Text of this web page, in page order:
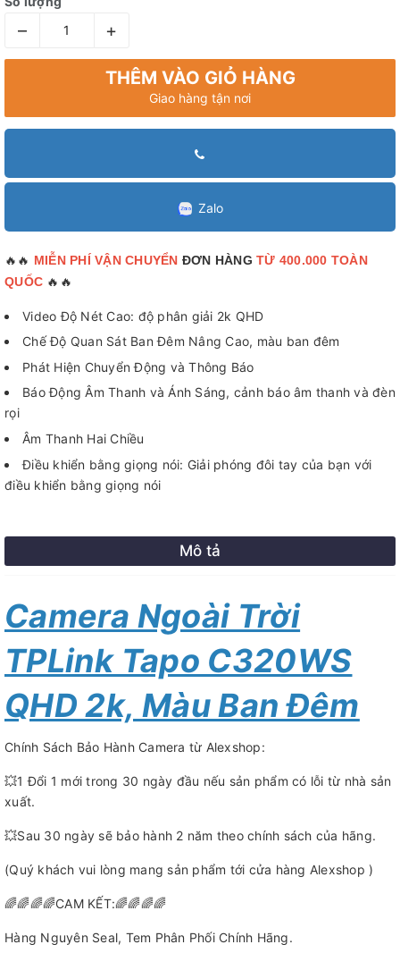
– +
THÊM VÀO GIỎ HÀNG
Giao hàng tận nơi
Zalo
🔥🔥 MIỄN PHÍ VẬN CHUYỂN ĐƠN HÀNG TỪ 400.000 TOÀN
QUỐC 🔥🔥
Video Độ Nét Cao: độ phân giải 2k QHD
Chế Độ Quan Sát Ban Đêm Nâng Cao, màu ban đêm
Phát Hiện Chuyển Động và Thông Báo
Báo Động Âm Thanh và Ánh Sáng, cảnh báo âm thanh và đèn
rọi
Âm Thanh Hai Chiều
Điều khiển bằng giọng nói: Giải phóng đôi tay của bạn với
điều khiển bằng giọng nói
Mô tả
Camera Ngoài Trời
TPLink Tapo C320WS
QHD 2k, Màu Ban Đêm
Chính Sách Bảo Hành Camera từ Alexshop:
💥1 Đổi 1 mới trong 30 ngày đầu nếu sản phẩm có lỗi từ nhà sản
xuất.
💥Sau 30 ngày sẽ bảo hành 2 năm theo chính sách của hãng.
(Quý khách vui lòng mang sản phẩm tới cửa hàng Alexshop )
🌈🌈🌈🌈CAM KẾT:🌈🌈🌈🌈
Hàng Nguyên Seal, Tem Phân Phối Chính Hãng.